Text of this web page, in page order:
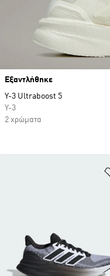
Εξαντλήθηκε
Y-3 Ultraboost 5
Y-3
2 χρώματα